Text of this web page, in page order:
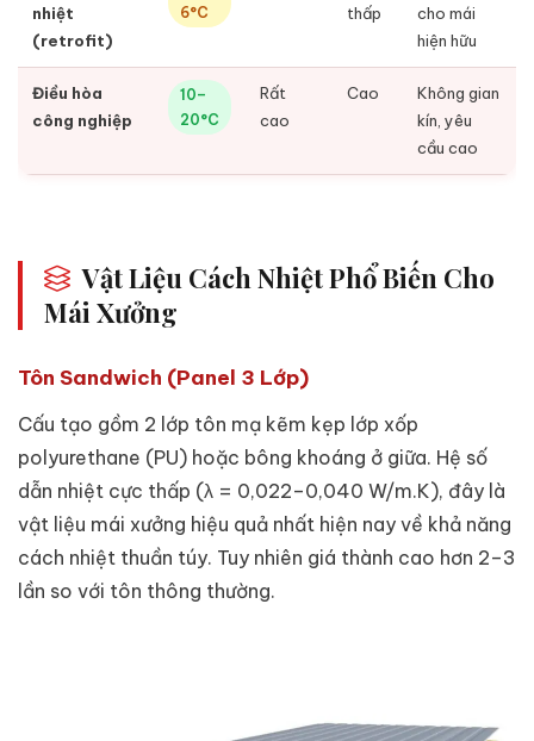
nhiệt
(retrofit)
6°C
thấp
cho mái
hiện hữu
Điều hòa
công nghiệp
10–
20°C
Rất
cao
Cao
Không gian
kín, yêu
cầu cao
Vật Liệu Cách Nhiệt Phổ Biến Cho
Mái Xưởng
Tôn Sandwich (Panel 3 Lớp)
Cấu tạo gồm 2 lớp tôn mạ kẽm kẹp lớp xốp
polyurethane (PU) hoặc bông khoáng ở giữa. Hệ số
dẫn nhiệt cực thấp (λ = 0,022–0,040 W/m.K), đây là
vật liệu mái xưởng hiệu quả nhất hiện nay về khả năng
cách nhiệt thuần túy. Tuy nhiên giá thành cao hơn 2–3
lần so với tôn thông thường.